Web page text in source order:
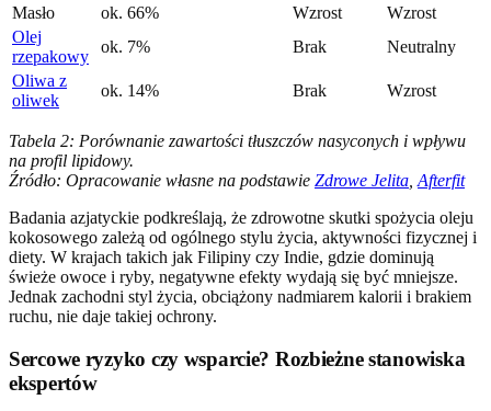
Masło
ok. 66% Wzrost
Wzrost
Olej
rzepakowy
ok. 7% Brak
Neutralny
Oliwa z
oliwek
ok. 14% Brak Wzrost
Tabela 2: Porównanie zawartości tłuszczów nasyconych i wpływu
na profil lipidowy.
Źródło: Opracowanie własne na podstawie Zdrowe Jelita Afterfit
Badania azjatyckie podkreślają, że zdrowotne skutki spożycia oleju
kokosowego zależą od ogólnego stylu życia, aktywności fizycznej i
diety. W krajach takich jak Filipiny czy Indie, gdzie dominują
świeże owoce i ryby, negatywne efekty wydają się być mniejsze.
Jednak zachodni styl życia, obciążony nadmiarem kalorii i brakiem
ruchu, nie daje takiej ochrony.
Sercowe ryzyko czy wsparcie? Rozbieżne stanowiska
ekspertów